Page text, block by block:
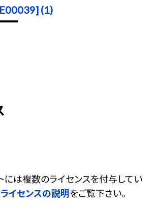
(1)
には複数のライセンスを付与してい
ライセンスの説明をご覧下さい。